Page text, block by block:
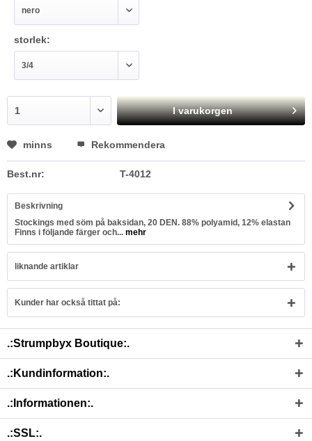
storlek:
I varukorgen
minns Rekommendera
Best.nr: T-4012
Beskrivning
Stockings med söm på baksidan, 20 DEN. 88% polyamid, 12% elastan
Finns i följande färger och... mehr
liknande artiklar
Kunder har också tittat på:
.:Strumpbyx Boutique:.
.:Kundinformation:.
.:Informationen:.
.:SSL:.